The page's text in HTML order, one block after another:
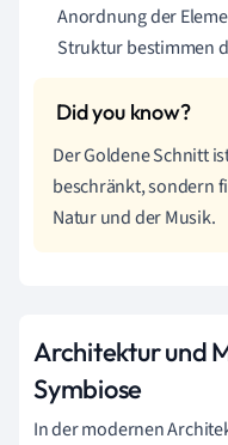
Anordnung der
Struktur bestimmen
Der Goldene Schnitt
beschränkt, sondern
Natur und der Musik.
Architektur und
Symbiose
In der modernen